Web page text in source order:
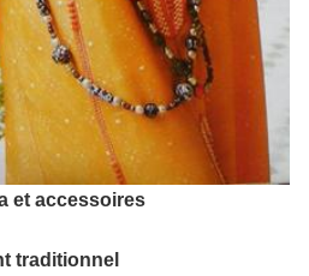
et accessoires
traditionnel